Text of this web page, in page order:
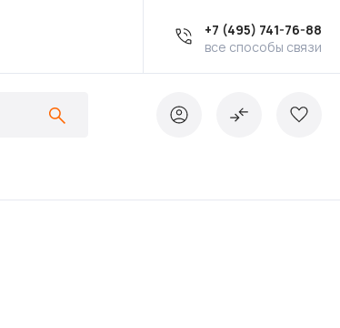
+7 (495) 741-76-88
все способы связи